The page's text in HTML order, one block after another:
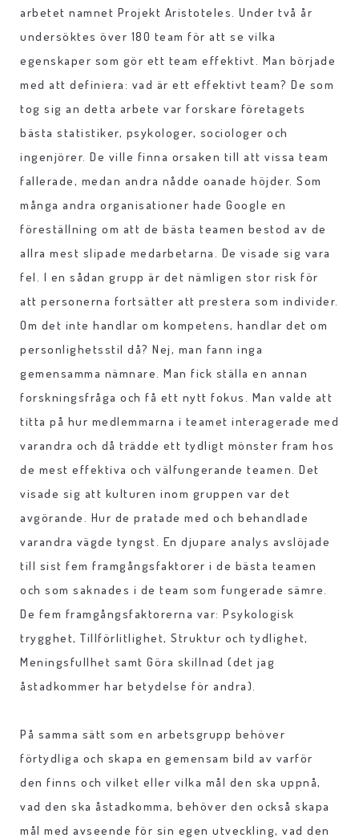
arbetet namnet Projekt Aristoteles. Under två år
undersöktes över 180 team för att se vilka
egenskaper som gör ett team effektivt. Man började
med att definiera: vad är ett effektivt team? De som
tog sig an detta arbete var forskare företagets
bästa statistiker, psykologer, sociologer och
ingenjörer. De ville finna orsaken till att vissa team
fallerade, medan andra nådde oanade höjder. Som
många andra organisationer hade Google en
föreställning om att de bästa teamen bestod av de
allra mest slipade medarbetarna. De visade sig vara
fel. I en sådan grupp är det nämligen stor risk för
att personerna fortsätter att prestera som individer.
Om det inte handlar om kompetens, handlar det om
personlighetsstil då? Nej, man fann inga
gemensamma nämnare. Man fick ställa en annan
forskningsfråga och få ett nytt fokus. Man valde att
titta på hur medlemmarna i teamet interagerade med
varandra och då trädde ett tydligt mönster fram hos
de mest effektiva och välfungerande teamen. Det
visade sig att kulturen inom gruppen var det
avgörande. Hur de pratade med och behandlade
varandra vägde tyngst. En djupare analys avslöjade
till sist fem framgångsfaktorer i de bästa teamen
och som saknades i de team som fungerade sämre.
De fem framgångsfaktorerna var: Psykologisk
trygghet, Tillförlitlighet, Struktur och tydlighet,
Meningsfullhet samt Göra skillnad (det jag
åstadkommer har betydelse för andra).
På samma sätt som en arbetsgrupp behöver
förtydliga och skapa en gemensam bild av varför
den finns och vilket eller vilka mål den ska uppnå,
vad den ska åstadkomma, behöver den också skapa
mål med avseende för sin egen utveckling, vad den